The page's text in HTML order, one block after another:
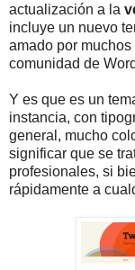
actualización a la
incluye un nuevo
amado por
comunidad de
Y es que es un
instancia, con
general, mucho
significar que se
profesionales, si
rápidamente a